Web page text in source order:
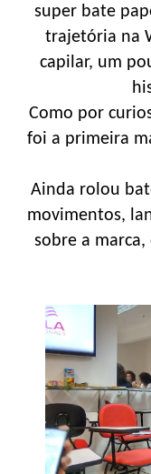
super bate
trajetória na
capilar, um
Como por
foi a primeira
Ainda rolou
movimentos,
sobre a